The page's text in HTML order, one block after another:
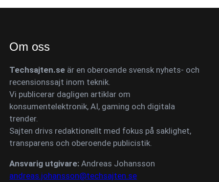
Om oss
Techsajten.se är en oberoende svensk nyhets- och
recensionssajt inom teknik.
Vi publicerar dagligen artiklar om
konsumentelektronik, AI, gaming och digitala
trender.
Sajten drivs redaktionellt med fokus på saklighet,
transparens och oberoende publicistik.
Ansvarig utgivare: Andreas Johansson
andreas.johansson@techsajten.se